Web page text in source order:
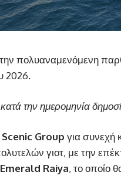
πολυαναμενόμενη
2026.
κατά την ημερομηνία
Scenic Group για συνεχή
γιοτ, με την
Emerald Raiya, το οποίο